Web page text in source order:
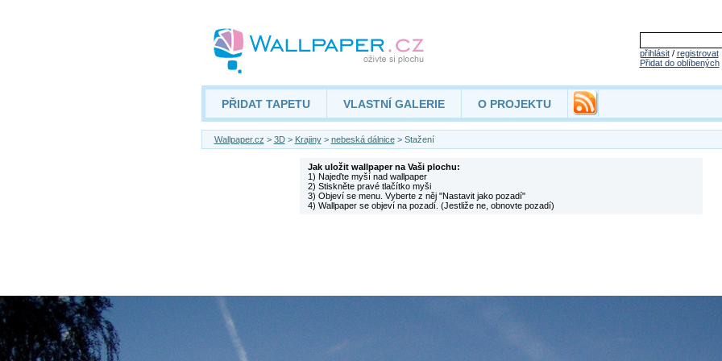
přihlásit/ registrovat
Přidat do oblíbených
PŘIDAT TAPETU VLASTNÍ GALERIE O PROJEKTU
Wallpaper.cz > 3D> Krajiny> nebeská dálnice> Stažení
Jak uložit wallpaper na Vaši plochu:
1) Najeďte myší nad wallpaper
2) Stiskněte pravé tlačítko myši
3) Objeví se menu. Vyberte z něj "Nastavit jako pozadí"
4) Wallpaper se objeví na pozadí. (Jestliže ne, obnovte pozadí)